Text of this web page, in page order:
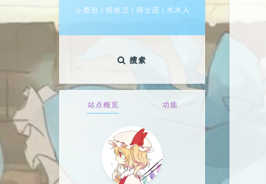
小鹿包 | 锦依卫 | 骑士团 | 术术人
搜索
站点概览 功能